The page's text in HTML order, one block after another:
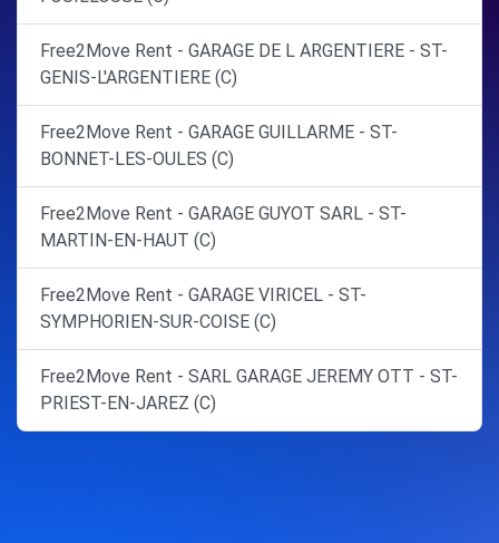
Free2Move Rent - GARAGE DE L ARGENTIERE - ST-
GENIS-L'ARGENTIERE (C)
Free2Move Rent - GARAGE GUILLARME - ST-
BONNET-LES-OULES (C)
Free2Move Rent - GARAGE GUYOT SARL - ST-
MARTIN-EN-HAUT (C)
Free2Move Rent - GARAGE VIRICEL - ST-
SYMPHORIEN-SUR-COISE (C)
Free2Move Rent - SARL GARAGE JEREMY OTT - ST-
PRIEST-EN-JAREZ (C)